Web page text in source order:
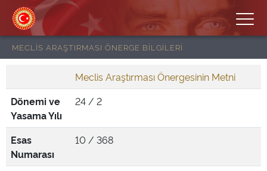
MECLİS ARAŞTIRMASI ÖNERGE BİLGİLERİ
Meclis Araştırması Önergesinin Metni
Dönemi ve
Yasama Yılı
24 / 2
Esas
Numarası
10 / 368